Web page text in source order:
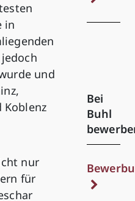
in
und
Koblenz
nur
für
Bei
Buhl